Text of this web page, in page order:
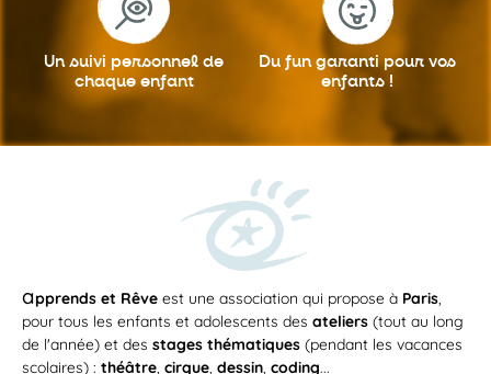
Un suivi personnel de
chaque enfant
Du fun garantipour vos
enfants !
apprends et Rêve est une association qui propose à Paris,
pour tous les enfants et adolescents des ateliers (tout au long
de l'année) et des stages thématiques (pendant les vacances
scolaires) : théâtre, cirque, dessin, coding...